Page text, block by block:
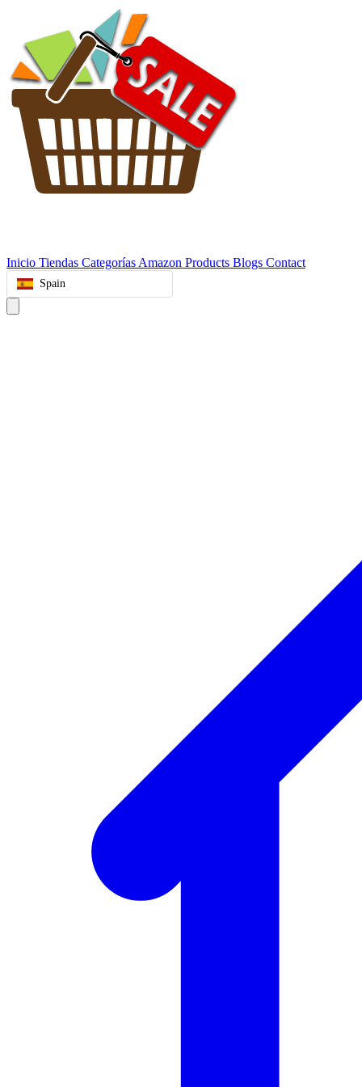
Inicio Tiendas Categorías Amazon Products Blogs Contact
Spain